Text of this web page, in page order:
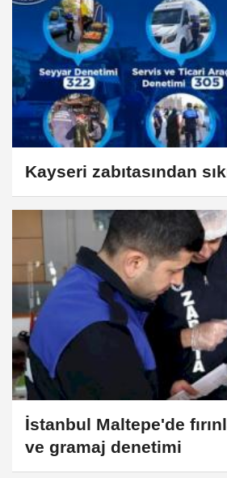
Kayseri zabıtasından
İstanbul Maltepe'de
ve gramaj denetimi